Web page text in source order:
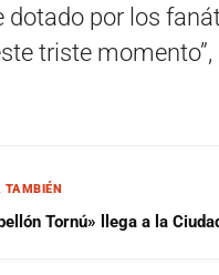
dotado por los
triste
TAMBIÉN
Tornú» llega a la